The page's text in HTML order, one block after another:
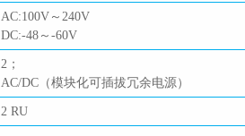
AC:100V～240V
DC:-48～-60V
2；
AC/DC（模块化可插拔冗余电源）
2 RU